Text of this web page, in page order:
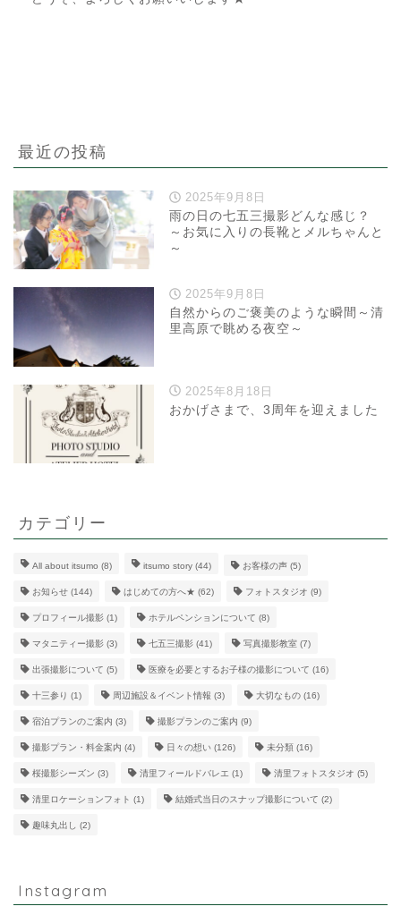
最近の投稿
2025年9月8日
雨の日の七五三撮影どんな感じ？
～お気に入りの長靴とメルちゃんと
～
2025年9月8日
自然からのご褒美のような瞬間～清
里高原で眺める夜空～
2025年8月18日
おかげさまで、3周年を迎えました
カテゴリー
All about itsumo (8) itsumo story (44) お客様の声 (5)
お知らせ (144) はじめての方へ★ (62) フォトスタジオ (9)
プロフィール撮影 (1) ホテルペンションについて (8)
マタニティー撮影 (3) 七五三撮影 (41) 写真撮影教室 (7)
出張撮影について (5) 医療を必要とするお子様の撮影について (16)
十三参り (1) 周辺施設＆イベント情報 (3) 大切なもの (16)
宿泊プランのご案内 (3) 撮影プランのご案内 (9)
撮影プラン・料金案内 (4) 日々の想い (126) 未分類 (16)
桜撮影シーズン (3) 清里フィールドバレエ (1) 清里フォトスタジオ (5)
清里ロケーションフォト (1) 結婚式当日のスナップ撮影について (2)
趣味丸出し (2)
Instagram